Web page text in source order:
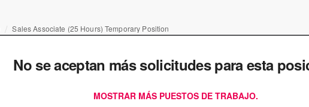
Sales Associate (25 Hours) Temporary Position
No se aceptan más solicitudes para esta
MOSTRAR MÁS PUESTOS DE TRABAJO.